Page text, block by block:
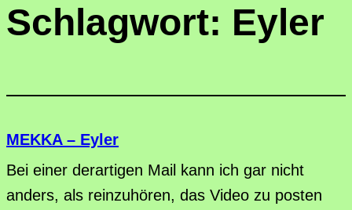
Schlagwort: Eyler
MEKKA – Eyler
Bei einer derartigen Mail kann ich gar nicht
anders, als reinzuhören, das Video zu posten